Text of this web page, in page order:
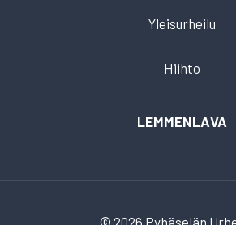
Yleisurheilu
Hiihto
LEMMENLAVA